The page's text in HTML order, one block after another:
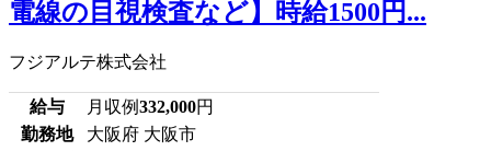
電線の目視検査など】時給1500円...
フジアルテ株式会社
給与 月収例332,000円
勤務地
大阪府 大阪市